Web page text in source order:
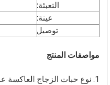
التعبئة:
عينة:
توصيل
مواصفات المنتج
1. نوع حبات الزجاج العاكسة عالية